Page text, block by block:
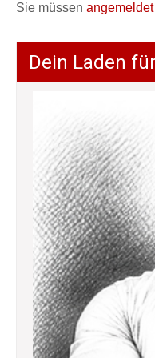
Sie müssen angemeldet
Dein Laden